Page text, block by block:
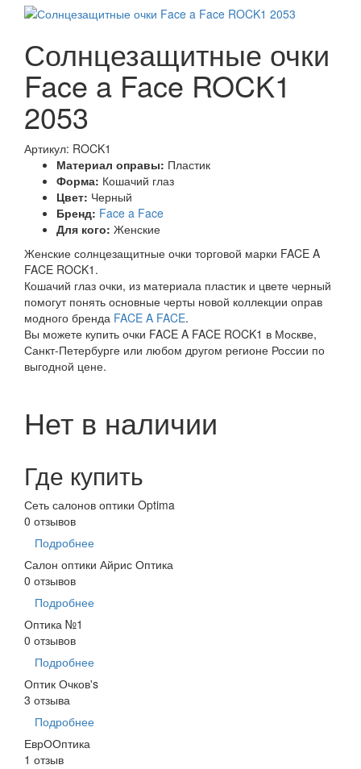
Солнцезащитные очки
Face a Face ROCK1
2053
Артикул: ROCK1
Материал оправы: Пластик
Форма: Кошачий глаз
Цвет: Черный
Бренд: Face a Face
Для кого: Женские
Женские солнцезащитные очки торговой марки FACE A
FACE ROCK1.
Кошачий глаз очки, из материала пластик и цвете черный
помогут понять основные черты новой коллекции оправ
модного бренда FACE A FACE.
Вы можете купить очки FACE A FACE ROCK1 в Москве,
Санкт-Петербурге или любом другом регионе России по
выгодной цене.
Нет в наличии
Где купить
Сеть салонов оптики Optima
0 отзывов
Подробнее
Салон оптики Айрис Оптика
0 отзывов
Подробнее
Оптика №1
0 отзывов
Подробнее
Оптик Очков's
3 отзыва
Подробнее
ЕврООптика
1 отзыв